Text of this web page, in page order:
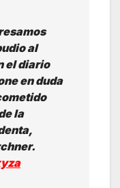
al
el diario
en duda
la